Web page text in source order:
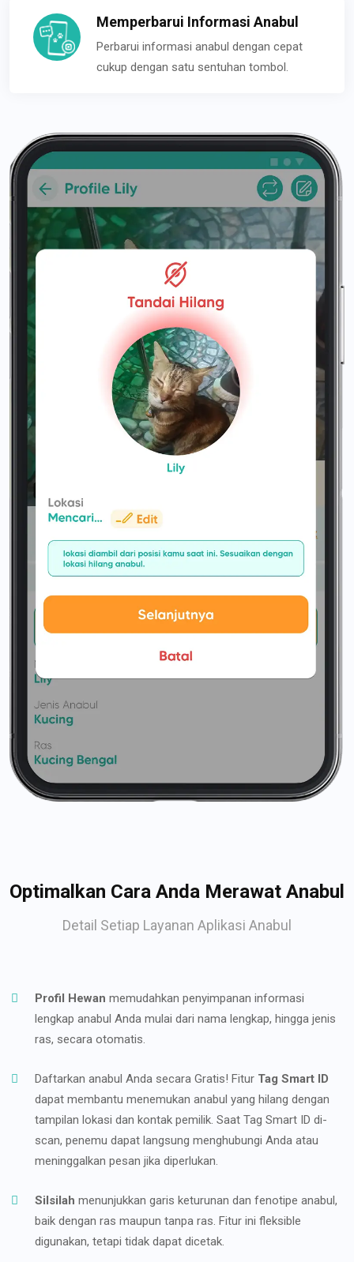
Memperbarui Informasi Anabul
Perbarui informasi anabul dengan cepat
cukup dengan satu sentuhan tombol.
Optimalkan Cara Anda Merawat Anabul
Detail Setiap Layanan Aplikasi Anabul
Profil Hewan memudahkan penyimpanan informasi
lengkap anabul Anda mulai dari nama lengkap, hingga jenis
ras, secara otomatis.
Daftarkan anabul Anda secara Gratis! Fitur Tag Smart ID
dapat membantu menemukan anabul yang hilang dengan
tampilan lokasi dan kontak pemilik. Saat Tag Smart ID di-
scan, penemu dapat langsung menghubungi Anda atau
meninggalkan pesan jika diperlukan.
Silsilah menunjukkan garis keturunan dan fenotipe anabul,
baik dengan ras maupun tanpa ras. Fitur ini fleksible
digunakan, tetapi tidak dapat dicetak.